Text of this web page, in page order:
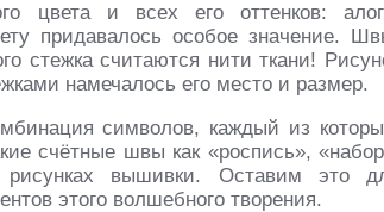
цвета и всех его оттенков:
придавалось особое значение.
стежка считаются нити ткани!
намечалось его место и размер.
символов, каждый из
счётные швы как «роспись»,
вышивки. Оставим это
этого волшебного творения.